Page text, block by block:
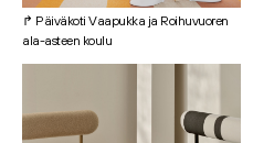
↱ Päiväkoti Vaapukka ja Roihuvuoren
ala-asteen koulu